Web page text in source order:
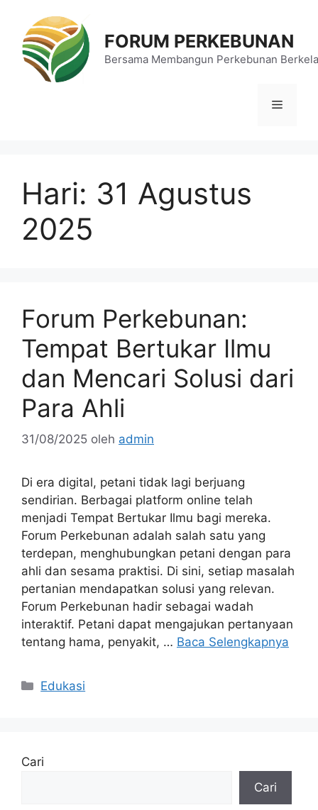
FORUM PERKEBUNAN
Bersama Membangun Perkebunan
Menu
Hari: 31 Agustus
2025
Forum Perkebunan:
Tempat Bertukar Ilmu
dan Mencari Solusi dari
Para Ahli
31/08/2025 oleh admin
Di era digital, petani tidak lagi berjuang
sendirian. Berbagai platform online telah
menjadi Tempat Bertukar Ilmu bagi mereka.
Forum Perkebunan adalah salah satu yang
terdepan, menghubungkan petani dengan para
ahli dan sesama praktisi. Di sini, setiap masalah
pertanian mendapatkan solusi yang relevan.
Forum Perkebunan hadir sebagai wadah
interaktif. Petani dapat mengajukan pertanyaan
tentang hama, penyakit, … Baca Selengkapnya
Kategori
Edukasi
Cari
Cari